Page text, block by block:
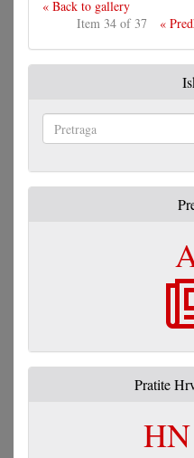
« Back to gallery
Item 34 of 37
«
Pratite